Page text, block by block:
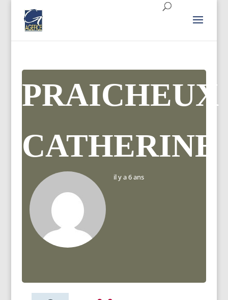
PRAICHEUX
CATHERINE
il y a 6 ans